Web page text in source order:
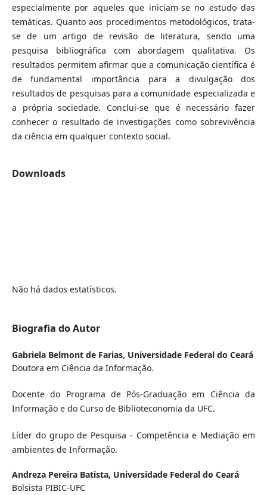
especialmente por aqueles que iniciam-se no estudo das
temáticas. Quanto aos procedimentos metodológicos, trata-
se de um artigo de revisão de literatura, sendo uma
pesquisa bibliográfica com abordagem qualitativa. Os
resultados permitem afirmar que a comunicação científica é
de fundamental importância para a divulgação dos
resultados de pesquisas para a comunidade especializada e
a própria sociedade. Conclui-se que é necessário fazer
conhecer o resultado de investigações como sobrevivência
da ciência em qualquer contexto social.
Downloads
Não há dados estatísticos.
Biografia do Autor
Gabriela Belmont de Farias, Universidade Federal do Ceará
Doutora em Ciência da Informação.
Docente do Programa de Pós-Graduação em Ciência da
Informação e do Curso de Biblioteconomia da UFC.
Líder do grupo de Pesquisa - Competência e Mediação em
ambientes de Informação.
Andreza Pereira Batista, Universidade Federal do Ceará
Bolsista PIBIC-UFC